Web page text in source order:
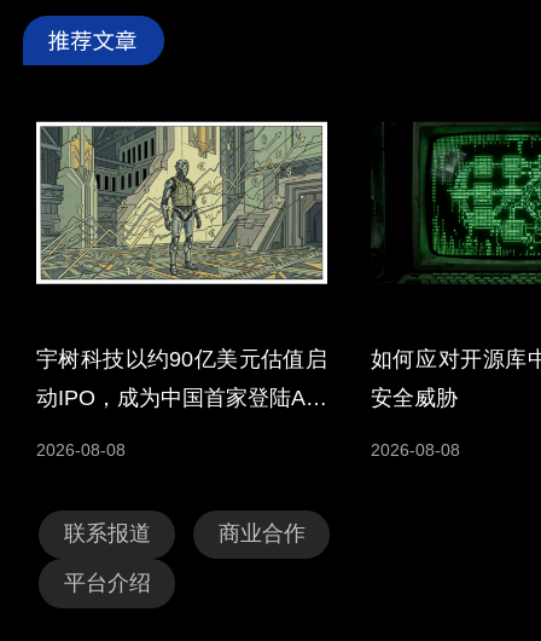
宇树科技以约90亿美元估值启
动IPO，成为中国首家登陆A股
2026-08-08
如何应对开源库
安全威胁
2026-08-08
联系报道 商业合作
平台介绍